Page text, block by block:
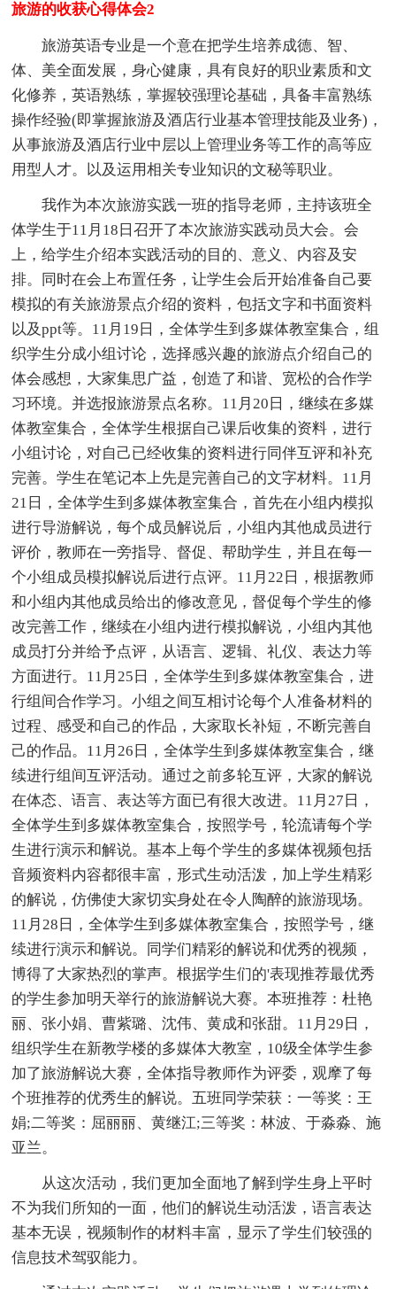
旅游的收获心得体会2
旅游英语专业是一个意在把学生培养成德、智、
体、美全面发展，身心健康，具有良好的职业素质和文
化修养，英语熟练，掌握较强理论基础，具备丰富熟练
操作经验(即掌握旅游及酒店行业基本管理技能及业务)，
从事旅游及酒店行业中层以上管理业务等工作的高等应
用型人才。以及运用相关专业知识的文秘等职业。
我作为本次旅游实践一班的指导老师，主持该班全
体学生于11月18日召开了本次旅游实践动员大会。会
上，给学生介绍本实践活动的目的、意义、内容及安
排。同时在会上布置任务，让学生会后开始准备自己要
模拟的有关旅游景点介绍的资料，包括文字和书面资料
以及ppt等。11月19日，全体学生到多媒体教室集合，组
织学生分成小组讨论，选择感兴趣的旅游点介绍自己的
体会感想，大家集思广益，创造了和谐、宽松的合作学
习环境。并选报旅游景点名称。11月20日，继续在多媒
体教室集合，全体学生根据自己课后收集的资料，进行
小组讨论，对自己已经收集的资料进行同伴互评和补充
完善。学生在笔记本上先是完善自己的文字材料。11月
21日，全体学生到多媒体教室集合，首先在小组内模拟
进行导游解说，每个成员解说后，小组内其他成员进行
评价，教师在一旁指导、督促、帮助学生，并且在每一
个小组成员模拟解说后进行点评。11月22日，根据教师
和小组内其他成员给出的修改意见，督促每个学生的修
改完善工作，继续在小组内进行模拟解说，小组内其他
成员打分并给予点评，从语言、逻辑、礼仪、表达力等
方面进行。11月25日，全体学生到多媒体教室集合，进
行组间合作学习。小组之间互相讨论每个人准备材料的
过程、感受和自己的作品，大家取长补短，不断完善自
己的作品。11月26日，全体学生到多媒体教室集合，继
续进行组间互评活动。通过之前多轮互评，大家的解说
在体态、语言、表达等方面已有很大改进。11月27日，
全体学生到多媒体教室集合，按照学号，轮流请每个学
生进行演示和解说。基本上每个学生的多媒体视频包括
音频资料内容都很丰富，形式生动活泼，加上学生精彩
的解说，仿佛使大家切实身处在令人陶醉的旅游现场。
11月28日，全体学生到多媒体教室集合，按照学号，继
续进行演示和解说。同学们精彩的解说和优秀的视频，
博得了大家热烈的掌声。根据学生们的'表现推荐最优秀
的学生参加明天举行的旅游解说大赛。本班推荐：杜艳
丽、张小娟、曹紫璐、沈伟、黄成和张甜。11月29日，
组织学生在新教学楼的多媒体大教室，10级全体学生参
加了旅游解说大赛，全体指导教师作为评委，观摩了每
个班推荐的优秀生的解说。五班同学荣获：一等奖：王
娟;二等奖：屈丽丽、黄继江;三等奖：林波、于淼淼、施
亚兰。
从这次活动，我们更加全面地了解到学生身上平时
不为我们所知的一面，他们的解说生动活泼，语言表达
基本无误，视频制作的材料丰富，显示了学生们较强的
信息技术驾驭能力。